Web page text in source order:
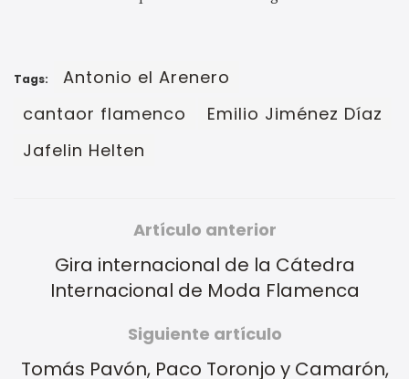
Tags:
Antonio el Arenero
cantaor flamenco
Emilio Jiménez Díaz
Jafelin Helten
Artículo anterior
Gira internacional de la Cátedra
Internacional de Moda Flamenca
Siguiente artículo
Tomás Pavón, Paco Toronjo y Camarón,